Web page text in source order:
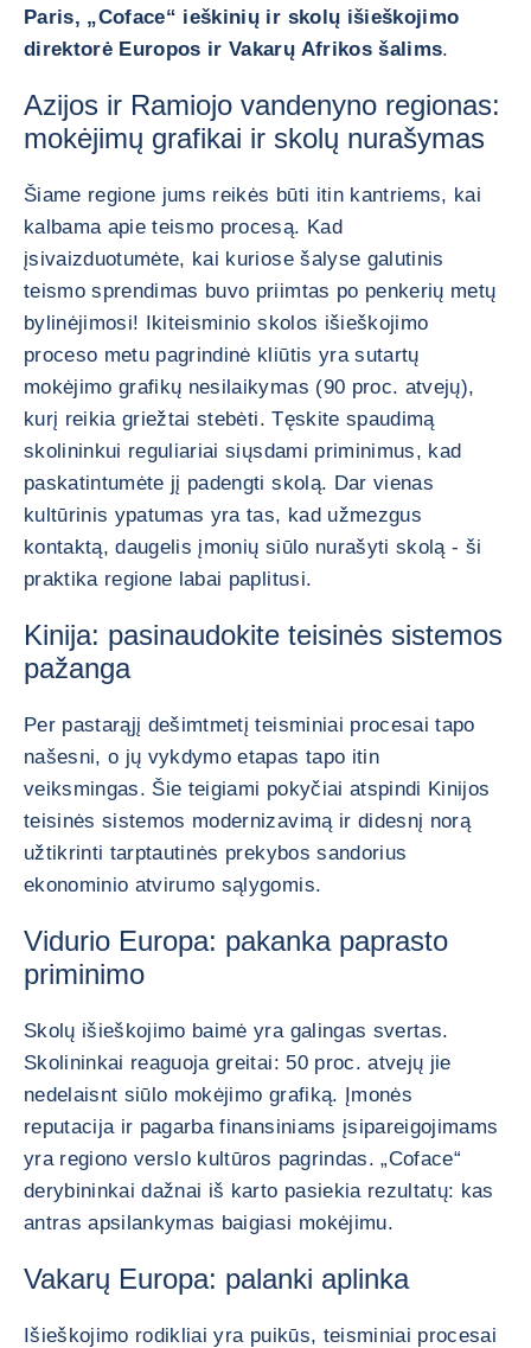
Paris, „Coface“ ieškinių ir skolų išieškojimo
direktorė Europos ir Vakarų Afrikos šalims.
Azijos ir Ramiojo vandenyno regionas:
mokėjimų grafikai ir skolų nurašymas
Šiame regione jums reikės būti itin kantriems, kai
kalbama apie teismo procesą. Kad
įsivaizduotumėte, kai kuriose šalyse galutinis
teismo sprendimas buvo priimtas po penkerių metų
bylinėjimosi! Ikiteisminio skolos išieškojimo
proceso metu pagrindinė kliūtis yra sutartų
mokėjimo grafikų nesilaikymas (90 proc. atvejų),
kurį reikia griežtai stebėti. Tęskite spaudimą
skolininkui reguliariai siųsdami priminimus, kad
paskatintumėte jį padengti skolą. Dar vienas
kultūrinis ypatumas yra tas, kad užmezgus
kontaktą, daugelis įmonių siūlo nurašyti skolą - ši
praktika regione labai paplitusi.
Kinija: pasinaudokite teisinės sistemos
pažanga
Per pastarąjį dešimtmetį teisminiai procesai tapo
našesni, o jų vykdymo etapas tapo itin
veiksmingas. Šie teigiami pokyčiai atspindi Kinijos
teisinės sistemos modernizavimą ir didesnį norą
užtikrinti tarptautinės prekybos sandorius
ekonominio atvirumo sąlygomis.
Vidurio Europa: pakanka paprasto
priminimo
Skolų išieškojimo baimė yra galingas svertas.
Skolininkai reaguoja greitai: 50 proc. atvejų jie
nedelaisnt siūlo mokėjimo grafiką. Įmonės
reputacija ir pagarba finansiniams įsipareigojimams
yra regiono verslo kultūros pagrindas. „Coface“
derybininkai dažnai iš karto pasiekia rezultatų: kas
antras apsilankymas baigiasi mokėjimu.
Vakarų Europa: palanki aplinka
Išieškojimo rodikliai yra puikūs, teisminiai procesai